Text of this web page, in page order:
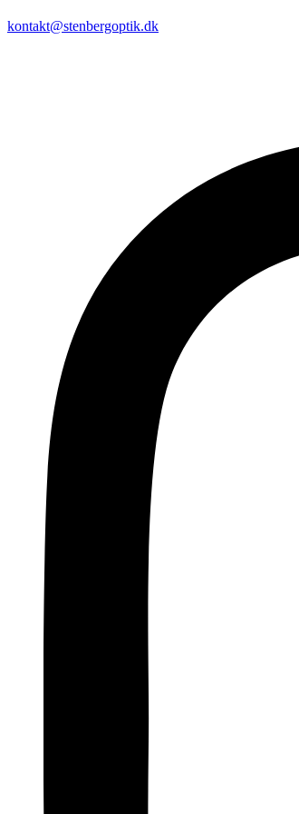
kontakt@stenbergoptik.dk